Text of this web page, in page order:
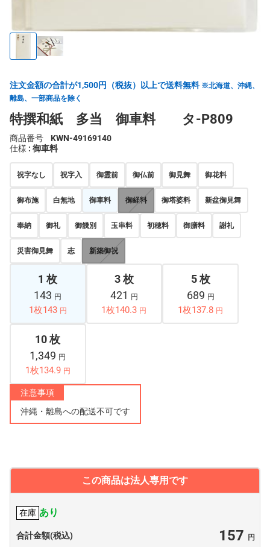
注文金額の合計が1,500円（税抜）以上で送料無料 ※北海道、沖縄、
離島、一部商品を除く
特撰和紙 多当 御車料 タ-P809
商品番号
KWN-49169140
仕様 : 御車料
祝字なし 祝字入 御霊前 御仏前 御見舞 御花料
御布施 白無地 御車料 御経料 御塔婆料 新盆御見舞
奉納 御礼 御餞別 玉串料 初穂料 御膳料 謝礼
災害御見舞 志 新築御祝
1 枚
143 円
1枚143 円
3 枚
421
円
1枚140.3 円
5 枚
689 円
1枚137.8 円
10 枚
1,349 円
1枚134.9 円
注意事項
沖縄・離島への配送不可です
この商品は法人専用です
在庫 あり
合計金額(税込) 157